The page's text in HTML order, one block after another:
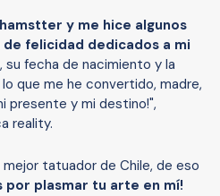
y me hice algunos
felicidad dedicados a mi
su fecha de nacimiento y la
que me he convertido, madre,
presente y mi destino!",
reality.
tatuador de Chile, de eso
por plasmar tu arte en mí!